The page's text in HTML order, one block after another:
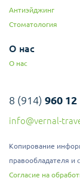
Антиэйджинг
Стоматология
О нас
О нас
8 (914) 960 12
info@vernal-
Копирование
правообладателя и
Согласие на